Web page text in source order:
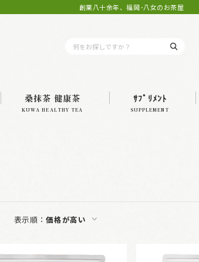
創業八十余年、福岡･八女のお茶屋
桑抹茶 健康茶
KUWA HEALTHY TEA
ｻﾌﾟﾘﾒﾝﾄ
SUPPLEMENT
表示順：価格が高い